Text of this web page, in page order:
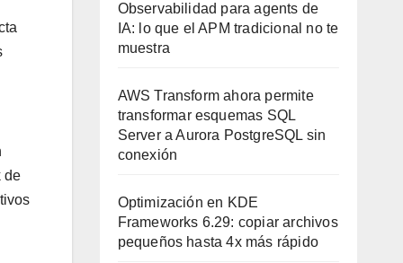
de
Observabilidad para agents de
IA: lo que el APM tradicional no te
muestra
AWS Transform ahora permite
transformar esquemas SQL
Server a Aurora PostgreSQL sin
conexión
Optimización en KDE
Frameworks 6.29: copiar archivos
pequeños hasta 4x más rápido